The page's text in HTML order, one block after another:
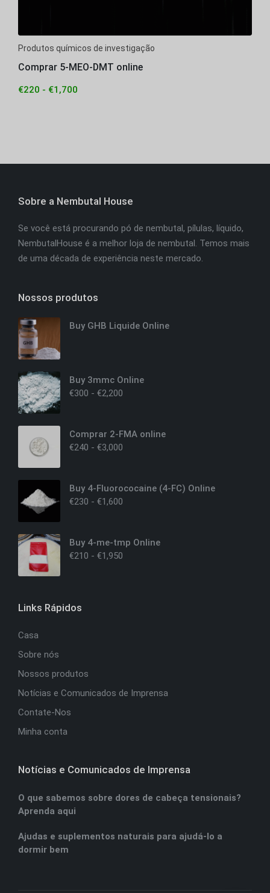
Produtos químicos de investigação
Comprar 5-MEO-DMT online
€220 - €1,700
Sobre a Nembutal House
Se você está procurando pó de nembutal, pílulas, líquido,
NembutalHouse é a melhor loja de nembutal. Temos mais
de uma década de experiência neste mercado.
Nossos produtos
Buy GHB Liquide Online
Buy 3mmc Online
€300 - €2,200
Comprar 2-FMA online
€240 - €3,000
Buy 4-Fluorococaine (4-FC) Online
€230 - €1,600
Buy 4-me-tmp Online
€210 - €1,950
Links Rápidos
Casa
Sobre nós
Nossos produtos
Notícias e Comunicados de Imprensa
Contate-Nos
Minha conta
Notícias e Comunicados de Imprensa
O que sabemos sobre dores de cabeça tensionais?
Aprenda aqui
Ajudas e suplementos naturais para ajudá-lo a
dormir bem